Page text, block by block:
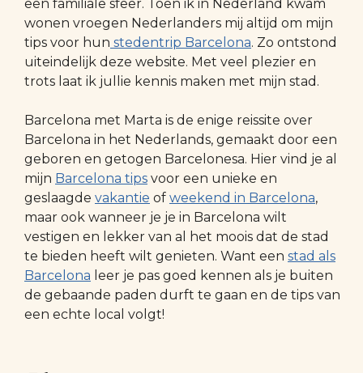
een familiale sfeer. Toen ik in Nederland kwam
wonen vroegen Nederlanders mij altijd om mijn
tips voor hun stedentrip Barcelona. Zo ontstond
uiteindelijk deze website. Met veel plezier en
trots laat ik jullie kennis maken met mijn stad.
Barcelona met Marta is de enige reissite over
Barcelona in het Nederlands, gemaakt door een
geboren en getogen Barcelonesa. Hier vind je al
mijn Barcelona tips voor een unieke en
geslaagde vakantie of weekend in Barcelona,
maar ook wanneer je je in Barcelona wilt
vestigen en lekker van al het moois dat de stad
te bieden heeft wilt genieten. Want een stad als
Barcelona leer je pas goed kennen als je buiten
de gebaande paden durft te gaan en de tips van
een echte local volgt!